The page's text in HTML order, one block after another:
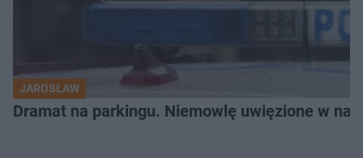
JAROSŁAW
Dramat na parkingu. Niemowlę uwięzione w